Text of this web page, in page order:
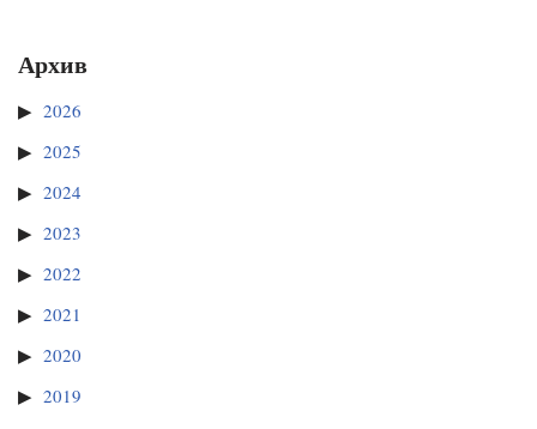
Архив
2026
2025
2024
2023
2022
2021
2020
2019